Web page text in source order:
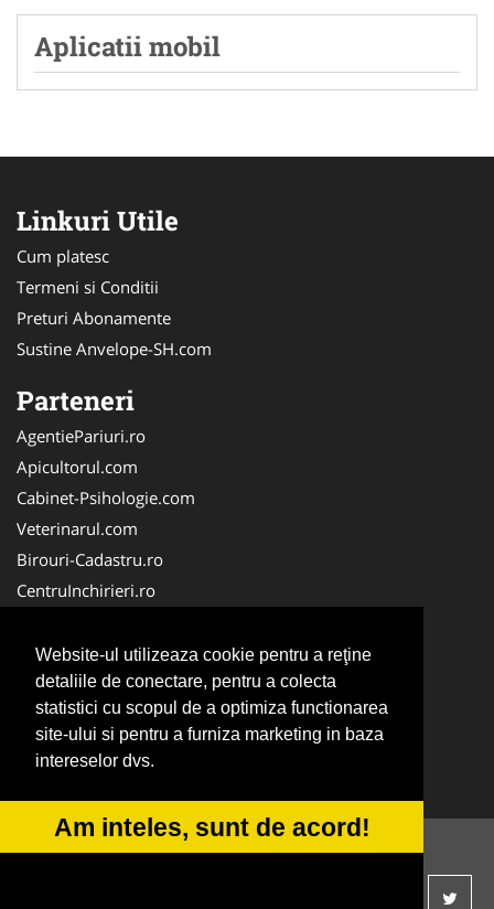
Website-ul utilizeaza cookie pentru a reţine
detaliile de conectare, pentru a colecta
statistici cu scopul de a optimiza functionarea
site-ului si pentru a furniza marketing in baza
intereselor dvs.
Am inteles, sunt de acord!
Aplicatii mobil
Linkuri Utile
Cum platesc
Termeni si Conditii
Preturi Abonamente
Sustine Anvelope-SH.com
Parteneri
AgentiePariuri.ro
Apicultorul.com
Cabinet-Psihologie.com
Veterinarul.com
Birouri-Cadastru.ro
CentruInchirieri.ro
Servicii-DDD.com
Alpinist-Utilitar.com
FirmaTractariAuto.ro
NonStopDeschis.ro